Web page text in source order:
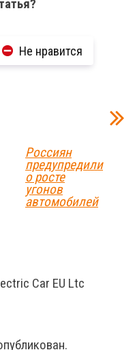
Не нравится
Россиян
предупредили
о росте
угонов
автомобилей
Car EU Ltc